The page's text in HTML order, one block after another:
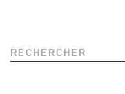
RECHERCHER